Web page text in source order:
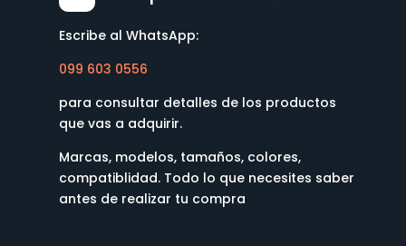
Escribe al WhatsApp:
099 603 0556
para consultar detalles de los productos
que vas a adquirir.
Marcas, modelos, tamaños, colores,
compatiblidad. Todo lo que necesites saber
antes de realizar tu compra